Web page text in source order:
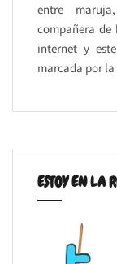
entre
compañera
internet y
marcada por
ESTOY EN LA